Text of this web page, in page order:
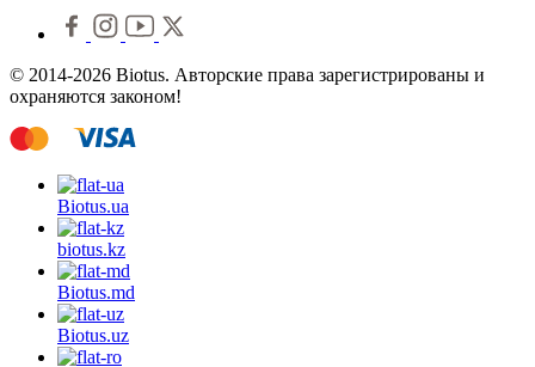
© 2014-2026 Biotus. Авторские права зарегистрированы и
охраняются законом!
Biotus.ua
biotus.kz
Biotus.md
Biotus.uz